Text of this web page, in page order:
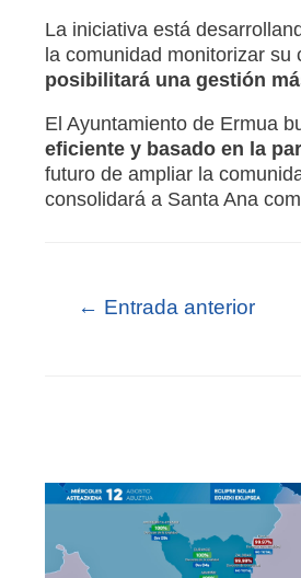
La iniciativa está
la comunidad monitorizar
posibilitará una gestión
El Ayuntamiento de Ermua
eficiente y basado en la
futuro de ampliar la
consolidará a Santa Ana
← Entrada anterior